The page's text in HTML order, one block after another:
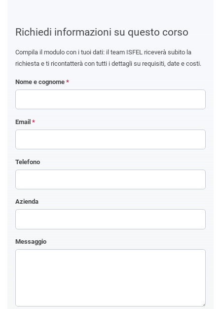
Richiedi informazioni su questo corso
Compila il modulo con i tuoi dati: il team ISFEL riceverà subito la
richiesta e ti ricontatterà con tutti i dettagli su requisiti, date e costi.
Nome e cognome *
Email *
Telefono
Azienda
Messaggio